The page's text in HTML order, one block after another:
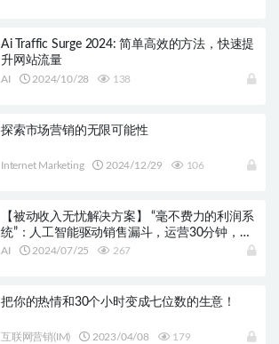
Ai Traffic Surge 2024: 简单高效的方法，快速提
升网站流量
AI 2024/10/28 138
探索市场营销的无限可能性
Internet Marketing 2024/12/29 106
【被动收入无忧解决方案】 “毫不费力的利润系
统”：人工智能驱动销售漏斗，运营30分钟，零
费用，赚取被动佣金！
AI 2024/07/25 267
把你的热情和30个小时变成七位数的生意！
互联网营销(IM) 2023/04/08 179